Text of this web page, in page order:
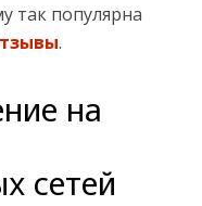
так популярна
.
на
сетей